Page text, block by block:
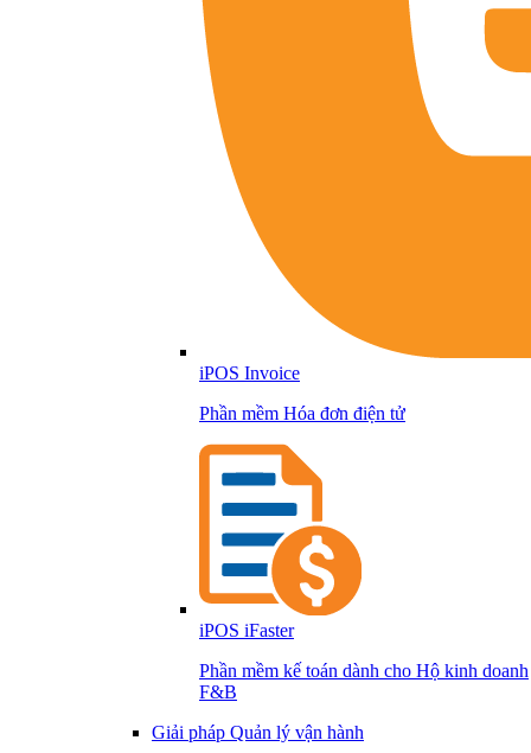
iPOS Invoice
Phần mềm Hóa đơn điện tử
iPOS iFaster
Phần mềm kế toán dành cho Hộ kinh doanh
F&B
Giải pháp Quản lý vận hành